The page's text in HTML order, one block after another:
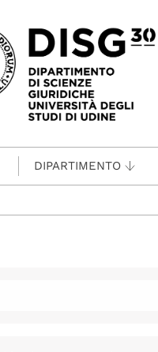
contenuto principale
DIPARTIMENTO